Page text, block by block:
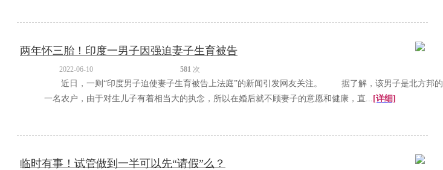
两年怀三胎！印度一男子因强迫妻子生育被告
2022-06-10 581 次
近日，一则“印度男子迫使妻子生育被告上法庭”的新闻引发网友关注。 据了解，该男子是北方邦的
一名农户，由于对生儿子有着相当大的执念，所以在婚后就不顾妻子的意愿和健康，直... [详细]
临时有事！试管做到一半可以先“请假”么？